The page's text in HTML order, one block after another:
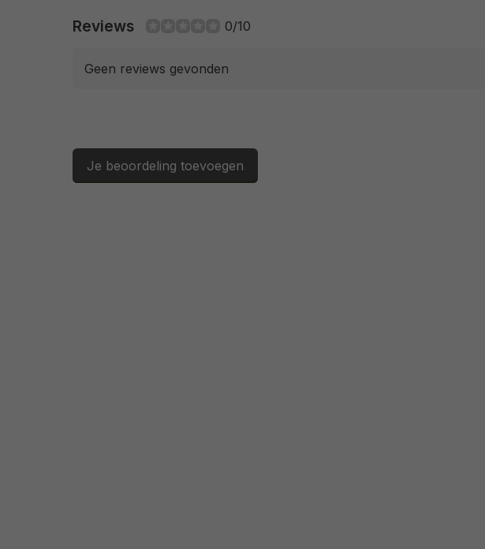
Reviews 0/10
Geen reviews gevonden
Je beoordeling toevoegen